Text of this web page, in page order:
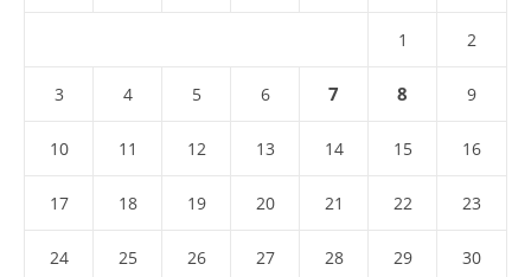
1 2
3 4 5 6 7 8 9
10 11 12 13 14 15 16
17 18 19 20 21 22 23
24 25 26 27 28 29 30